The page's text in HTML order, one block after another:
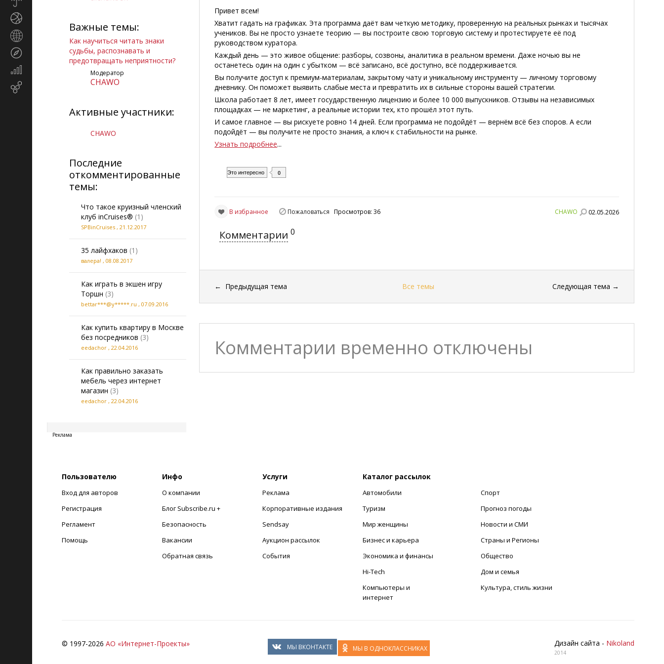
Важные темы:
Как научиться читать знаки
судьбы, распознавать и
предотвращать неприятности?
Модератор
CHAWO
Активные участники:
CHAWO
Последние
откомментированные
темы:
Что такое круизный членский
клуб inCruises® (1)
SPBinCruises , 21.12.2017
35 лайфхаков (1)
валера! , 08.08.2017
Как играть в экшен игру
Торшн (3)
bettar***@y*****.ru , 07.09.2016
Как купить квартиру в Москве
без посредников (3)
eedachor , 22.04.2016
Как правильно заказать
мебель через интернет
магазин (3)
eedachor , 22.04.2016
Реклама
Привет всем!
Хватит гадать на графиках. Эта программа даёт вам четкую методику, проверенную на реальных рынках и тысячах
учеников. Вы не просто узнаете теорию — вы построите свою торговую систему и протестируете её под
руководством куратора.
Каждый день — это живое общение: разборы, созвоны, аналитика в реальном времени. Даже ночью вы не
останетесь один на один с убытком — всё записано, всё доступно, всё поддерживается.
Вы получите доступ к премиум-материалам, закрытому чату и уникальному инструменту — личному торговому
дневнику. Он поможет выявить слабые места и превратить их в сильные стороны вашей стратегии.
Школа работает 8 лет, имеет государственную лицензию и более 10 000 выпускников. Отзывы на независимых
площадках — не маркетинг, а реальные истории тех, кто прошёл этот путь.
И самое главное — вы рискуете ровно 14 дней. Если программа не подойдёт — вернём всё без споров. А если
подойдёт — вы получите не просто знания, а ключ к стабильности на рынке.
Узнать подробнее...
Это интересно 0
CHAWO 02.05.2026
В избранное Пожаловаться Просмотров: 36
Комментарии 0
← Предыдущая тема Все темы Следующая тема →
Комментарии временно отключены
Пользователю
Вход для авторов
Регистрация
Регламент
Помощь
Инфо
О компании
Блог Subscribe.ru +
Безопасность
Вакансии
Обратная связь
Услуги
Реклама
Корпоративные издания
Sendsay
Аукцион рассылок
События
Каталог рассылок
Автомобили
Туризм
Мир женщины
Бизнес и карьера
Экономика и финансы
Hi-Tech
Компьютеры и
интернет
Спорт
Прогноз погоды
Новости и СМИ
Страны и Регионы
Общество
Дом и семья
Культура, стиль жизни
© 1997-2026 АО «Интернет-Проекты» Дизайн сайта - Nikoland
2014
МЫ ВКОНТАКТЕ МЫ В ОДНОКЛАССНИКАХ